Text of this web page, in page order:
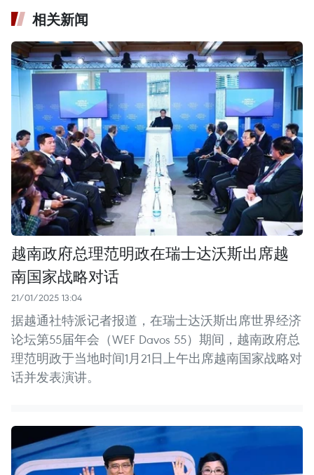
相关新闻
越南政府总理范明政在瑞士达沃斯出席越
南国家战略对话
21/01/2025 13:04
据越通社特派记者报道，在瑞士达沃斯出席世界经济
论坛第55届年会（WEF Davos 55）期间，越南政府总
理范明政于当地时间1月21日上午出席越南国家战略对
话并发表演讲。